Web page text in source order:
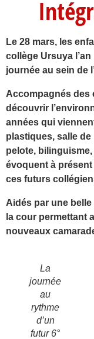
Le 28 mars, les
collège Ursuya
journée au sein de
Accompagnés des
découvrir
années qui
plastiques, salle
pelote,
évoquent à
ces futurs
Aidés par une
la cour permettant
nouveaux
La
journée
au
rythme
d’un
futur 6°